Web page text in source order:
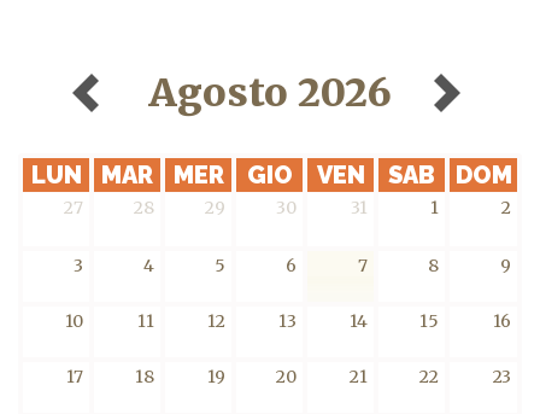
Agosto 2026
LUN MAR MER GIO VEN SAB DOM
27 28 29 30 31 1 2
3 4 5 6 7 8 9
10 11 12 13 14 15 16
17 18 19 20 21 22 23